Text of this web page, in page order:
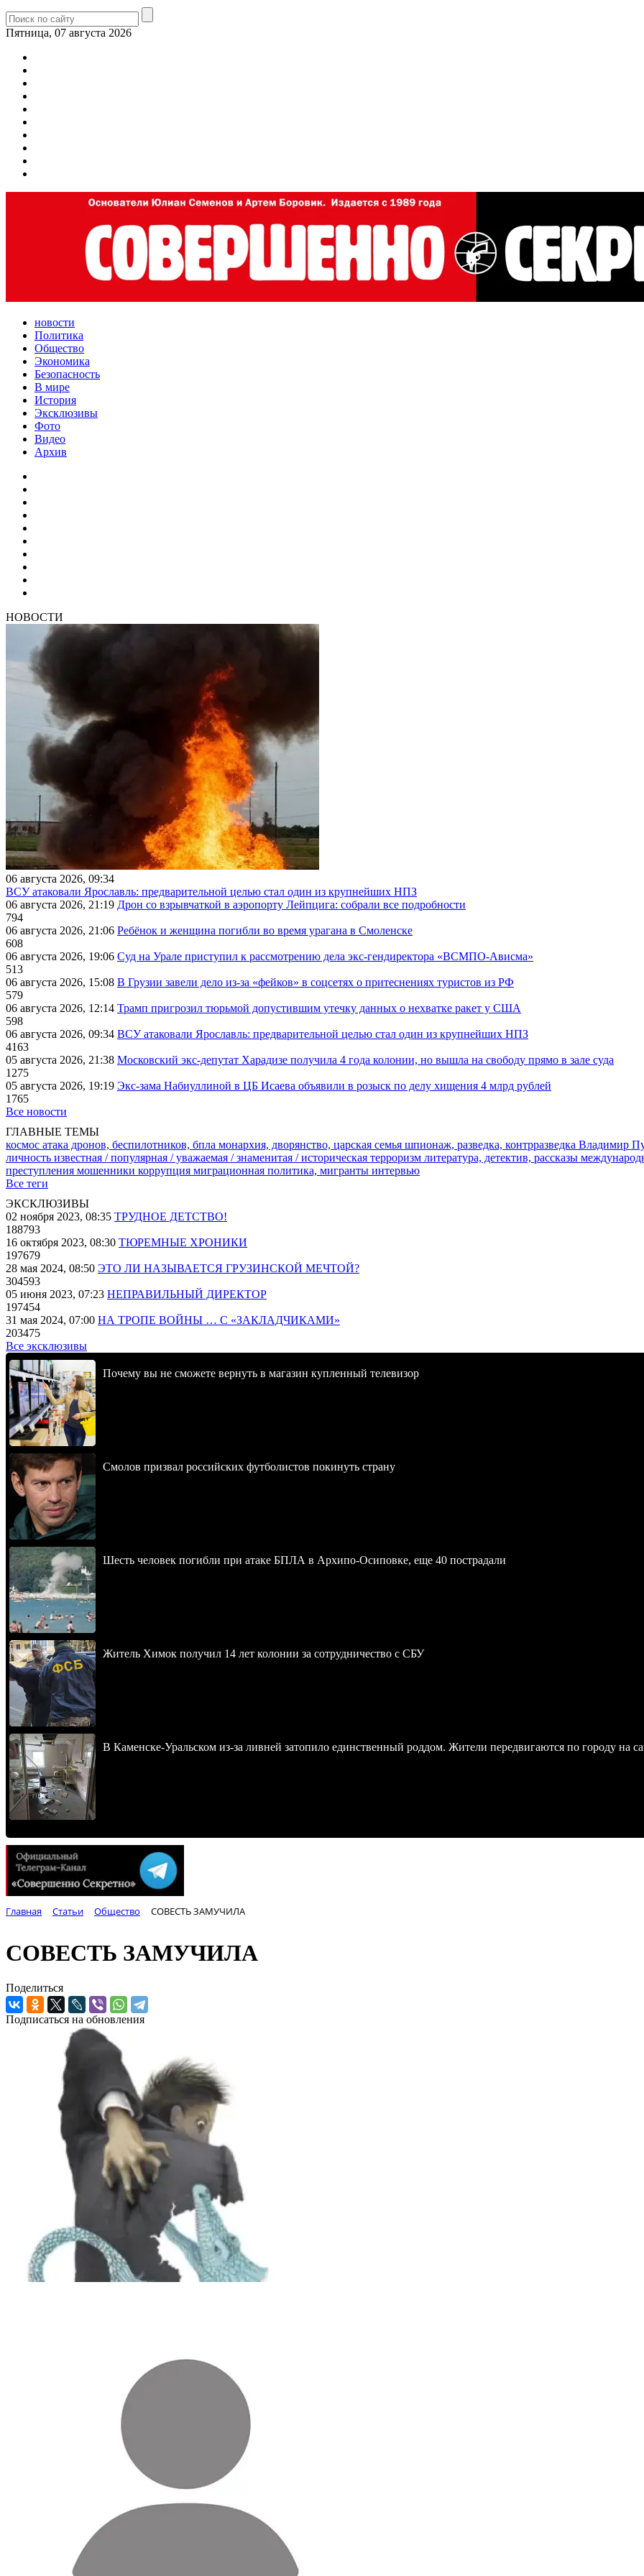
Пятница, 07 августа 2026
новости
Политика
Общество
Экономика
Безопасность
В мире
История
Эксклюзивы
Фото
Видео
Архив
НОВОСТИ
06 августа 2026, 09:34
ВСУ атаковали Ярославль: предварительной целью стал один из крупнейших НПЗ
06 августа 2026, 21:19 Дрон со взрывчаткой в аэропорту Лейпцига: собрали все подробности
794
06 августа 2026, 21:06 Ребёнок и женщина погибли во время урагана в Смоленске
608
06 августа 2026, 19:06 Суд на Урале приступил к рассмотрению дела экс-гендиректора «ВСМПО-Ависма»
513
06 августа 2026, 15:08 В Грузии завели дело из-за «фейков» в соцсетях о притеснениях туристов из РФ
579
06 августа 2026, 12:14 Трамп пригрозил тюрьмой допустившим утечку данных о нехватке ракет у США
598
06 августа 2026, 09:34 ВСУ атаковали Ярославль: предварительной целью стал один из крупнейших НПЗ
4163
05 августа 2026, 21:38 Московский экс-депутат Харадизе получила 4 года колонии, но вышла на свободу прямо в зале суда
1275
05 августа 2026, 19:19 Экс-зама Набиуллиной в ЦБ Исаева объявили в розыск по делу хищения 4 млрд рублей
1765
Все новости
ГЛАВНЫЕ ТЕМЫ
космос атака дронов, беспилотников, бпла монархия, дворянство, царская семья шпионаж, разведка, контрразведка Владимир
личность известная / популярная / уважаемая / знаменитая / историческая терроризм литература, детектив, рассказы
преступления мошенники коррупция миграционная политика, мигранты интервью
Все теги
ЭКСКЛЮЗИВЫ
02 ноября 2023, 08:35 ТРУДНОЕ ДЕТСТВО!
188793
16 октября 2023, 08:30 ТЮРЕМНЫЕ ХРОНИКИ
197679
28 мая 2024, 08:50 ЭТО ЛИ НАЗЫВАЕТСЯ ГРУЗИНСКОЙ МЕЧТОЙ?
304593
05 июня 2023, 07:23 НЕПРАВИЛЬНЫЙ ДИРЕКТОР
197454
31 мая 2024, 07:00 НА ТРОПЕ ВОЙНЫ … С «ЗАКЛАДЧИКАМИ»
203475
Все эксклюзивы
Почему вы не сможете вернуть в магазин купленный телевизор
Смолов призвал российских футболистов покинуть страну
Шесть человек погибли при атаке БПЛА в Архипо-Осиповке, еще 40 пострадали
Житель Химок получил 14 лет колонии за сотрудничество с СБУ
В Каменске-Уральском из-за ливней затопило единственный роддом. Жители передвигаются по городу на
Главная Статьи Общество СОВЕСТЬ ЗАМУЧИЛА
СОВЕСТЬ ЗАМУЧИЛА
Поделиться
Подписаться на обновления